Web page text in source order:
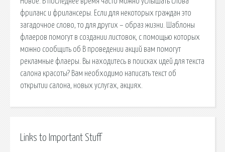
фриланс и фрилансеры. Если для некоторых граждан это
загадочное слово, то для других – образ жизни. Шаблоны
флаеров помогут в создании листовок, с помощью которых
можно сообщить об В проведении акций вам помогут
рекламные флаеры. Вы находитесь в поисках идей для текста
салона красоты? Вам необходимо написать текст об
открытии салона, новых услугах, акциях.
Links to Important Stuff